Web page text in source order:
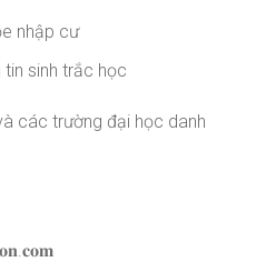
nhập cư
sinh trắc học
các trường đại học danh